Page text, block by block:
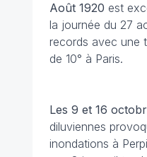
Août 1920 est
la journée du 27
records avec une
de 10° à Paris.
Les 9 et 16
diluviennes
inondations à